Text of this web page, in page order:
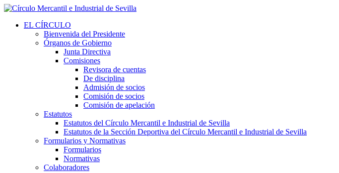
EL CÍRCULO
Bienvenida del Presidente
Órganos de Gobierno
Junta Directiva
Comisiones
Revisora de cuentas
De disciplina
Admisión de socios
Comisión de socios
Comisión de apelación
Estatutos
Estatutos del Círculo Mercantil e Industrial de Sevilla
Estatutos de la Sección Deportiva del Círculo Mercantil e Industrial de Sevilla
Formularios y Normativas
Formularios
Normativas
Colaboradores